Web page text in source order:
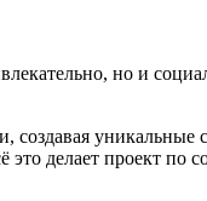
но и
создавая
делает проект по